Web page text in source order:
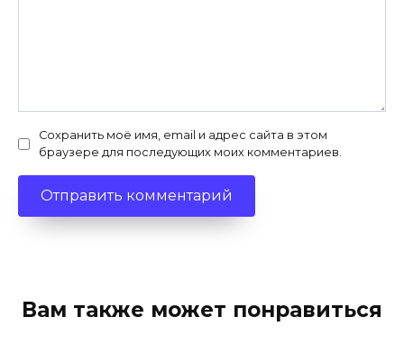
Сохранить моё имя, email и адрес сайта в этом
браузере для последующих моих комментариев.
Вам также может понравиться